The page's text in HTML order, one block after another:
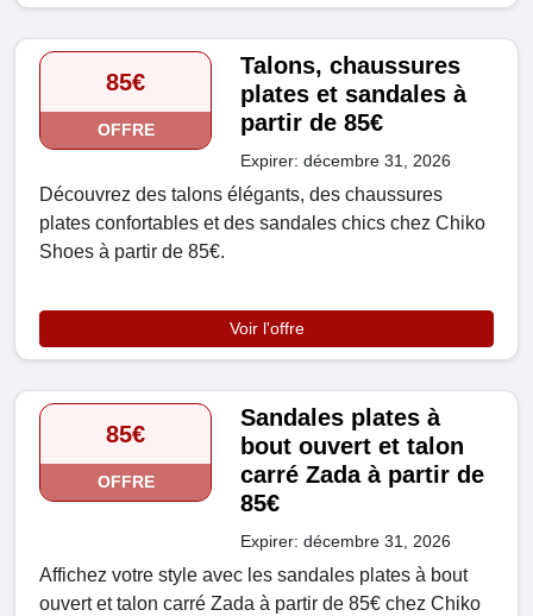
85€
OFFRE
Talons, chaussures
plates et sandales à
partir de 85€
Expirer: décembre 31, 2026
Découvrez des talons élégants, des chaussures
plates confortables et des sandales chics chez Chiko
Shoes à partir de 85€.
Voir l'offre
85€
OFFRE
Sandales plates à
bout ouvert et talon
carré Zada ​​à partir de
85€
Expirer: décembre 31, 2026
Affichez votre style avec les sandales plates à bout
ouvert et talon carré Zada à partir de 85€ chez Chiko